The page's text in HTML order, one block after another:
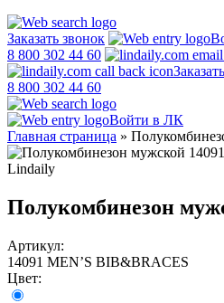
Заказать звонок
8 800 302 44 60
8 800 302 44 60
Войти в ЛК
Главная страница »
Полукомбинезон
Артикул:
14091 MEN’S BIB&BRACES
Цвет: